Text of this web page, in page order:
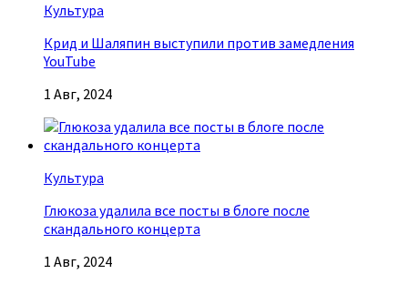
Культура
Крид и Шаляпин выступили против замедления
YouTube
1 Авг, 2024
Культура
Глюкоза удалила все посты в блоге после
скандального концерта
1 Авг, 2024